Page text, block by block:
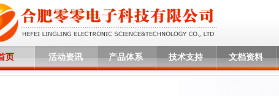
页 活动资讯 产品体系 技术支持 文档资料